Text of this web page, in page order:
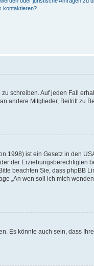
kontaktieren?
schreiben. Auf jeden Fall
andere Mitglieder, Beitritt zu
1998) ist ein Gesetz in den
der Erziehungsberechtigten
beachten Sie, dass phpBB
„An wen soll ich mich
Es könnte auch sein, dass